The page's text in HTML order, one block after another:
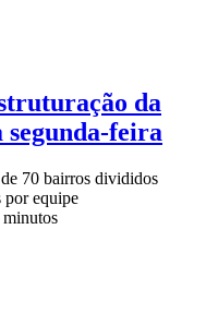
da
segunda-feira
70 bairros divididos
por equipe